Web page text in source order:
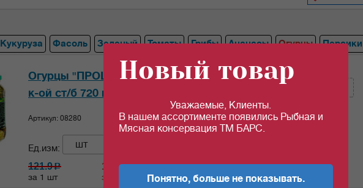
Кукуруза Фасоль Зеленый Томаты Грибы Ананасы Огурцы Персики
Огурцы "ПРОШУ К СТОЛУ!"(6-9см) с лим.
к-ой ст/б 720 мл(680гр) *8 шт/уп ГОСТ
Артикул: 08280
Ед.изм: шт
121.9c
за 1 шт
119.94c
за 1 шт если кол-во кратно: 2 шт
Кол-во (шт):
Кол-во (уп.)
Новый товар
Уважаемые, Клиенты.
В нашем ассортименте появились Рыбная и
Мясная консервация ТМ БАРС.
Понятно, больше не показывать.